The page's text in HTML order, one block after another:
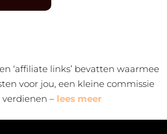
‘affiliate links’ bevatten waarmee
voor jou, een kleine commissie
– lees meer